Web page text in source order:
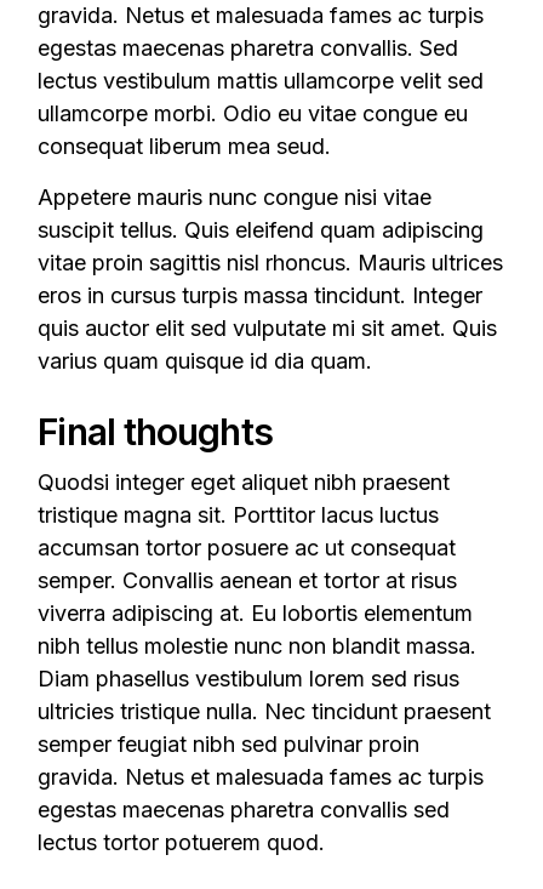
gravida. Netus et malesuada fames ac turpis
egestas maecenas pharetra convallis. Sed
lectus vestibulum mattis ullamcorpe velit sed
ullamcorpe morbi. Odio eu vitae congue eu
consequat liberum mea seud.
Appetere mauris nunc congue nisi vitae
suscipit tellus. Quis eleifend quam adipiscing
vitae proin sagittis nisl rhoncus. Mauris ultrices
eros in cursus turpis massa tincidunt. Integer
quis auctor elit sed vulputate mi sit amet. Quis
varius quam quisque id dia quam.
Final thoughts
Quodsi integer eget aliquet nibh praesent
tristique magna sit. Porttitor lacus luctus
accumsan tortor posuere ac ut consequat
semper. Convallis aenean et tortor at risus
viverra adipiscing at. Eu lobortis elementum
nibh tellus molestie nunc non blandit massa.
Diam phasellus vestibulum lorem sed risus
ultricies tristique nulla. Nec tincidunt praesent
semper feugiat nibh sed pulvinar proin
gravida. Netus et malesuada fames ac turpis
egestas maecenas pharetra convallis sed
lectus tortor potuerem quod.